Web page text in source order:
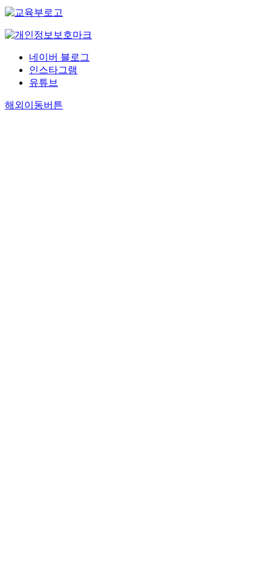
네이버 블로그
인스타그램
유튜브
해외이동버튼